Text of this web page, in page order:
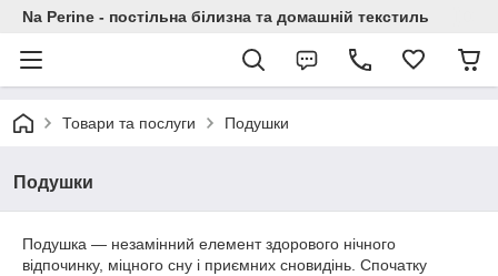
Na Perine - постільна білизна та домашній текстиль
Товари та послуги Подушки
Подушки
Подушка ― незамінний елемент здорового нічного
відпочинку, міцного сну і приємних сновидінь. Спочатку